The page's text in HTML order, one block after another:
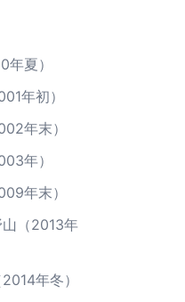
夏）
年初）
年末）
年）
年末）
（2013年
年冬）